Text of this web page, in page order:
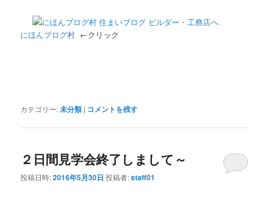
にほんブログ村 ←クリック
カテゴリー:未分類 | コメントを残す
２日間見学会終了しまして～
投稿日時:2016年5月30日 投稿者:staff01